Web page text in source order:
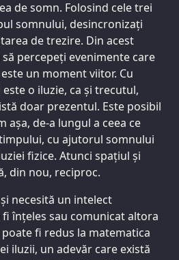
de somn. Folosind cele trei
somnului, desincronizați
de trezire. Din acest
percepeți evenimente care
un moment viitor. Cu
o iluzie, ca și trecutul,
doar prezentul. Este posibil
așa, de-a lungul a ceea ce
cu ajutorul somnului
fizice. Atunci spațiul și
din nou, reciproc.
necesită un intelect
înțeles sau comunicat altora
fi redus la matematica
iluzii, un adevăr care există